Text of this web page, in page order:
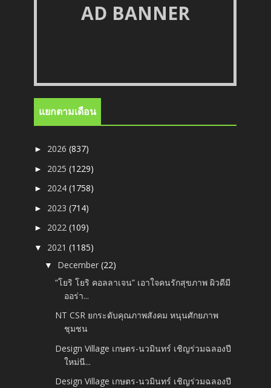
AD BANNER
แยกตามเดือน
► 2026(837)
► 2025(1229)
► 2024(1758)
► 2023(714)
► 2022(109)
▼ 2021(1185)
▼ December(22)
“โยริ โยริ คอลลาเจน” เอาใจคนรักสุขภาพ ผิวดีมี
ออร่า...
NT CSR ยกระดับคุณภาพสังคม หนุนศักยภาพ
ชุมชน
Design Village เกษตร-นวมินทร์ เชิญร่วมฉลองปี
ใหม่นี...
Design Village เกษตร-นวมินทร์ เชิญร่วมฉลองปี